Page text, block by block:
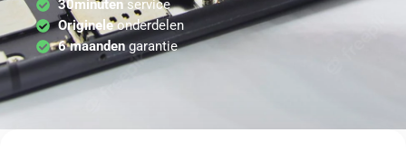
30minutenservice
Origineleonderdelen
6 maandengarantie